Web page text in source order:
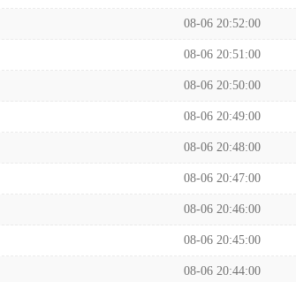
08-06 20:52:00
08-06 20:51:00
08-06 20:50:00
08-06 20:49:00
08-06 20:48:00
08-06 20:47:00
08-06 20:46:00
08-06 20:45:00
08-06 20:44:00